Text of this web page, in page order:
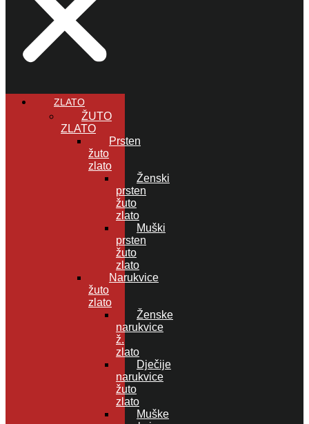
ZLATO
ŽUTO
ZLATO
Prsten
žuto
zlato
Ženski
prsten
žuto
zlato
Muški
prsten
žuto
zlato
Narukvice
žuto
zlato
Ženske
narukvice
ž.
zlato
Dječije
narukvice
žuto
zlato
Muške